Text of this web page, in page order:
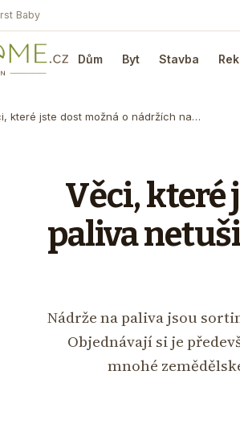
Baby
Dům Byt Stavba
které jste dost možná o nádržích na…
Věci, které
paliva
Nádrže na paliva jsou
Objednávají si je
mnohé